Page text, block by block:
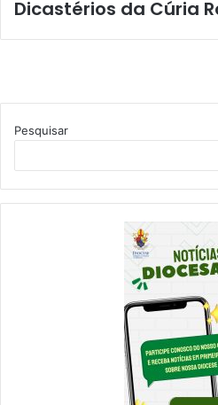
Dicastérios da Cúria
Pesquisar